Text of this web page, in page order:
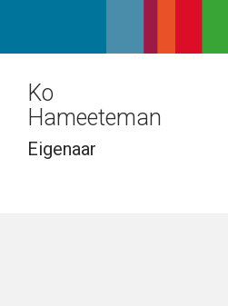
Ko
Hameeteman
Eigenaar